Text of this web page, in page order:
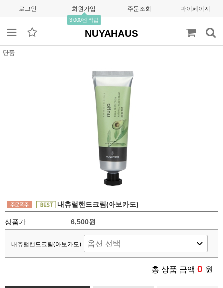
로그인 회원가입
3,000원 적립
주문조회 마이페이지
NUYAHAUS
단품
내츄럴핸드크림(아보카도)
상품가 6,500원
내츄럴핸드크림(아보카도)
총 상품 금액 0 원